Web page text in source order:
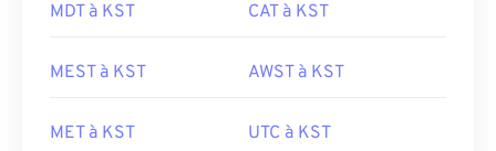
MDT à KST CAT à KST
MEST à KST AWST à KST
MET à KST UTC à KST